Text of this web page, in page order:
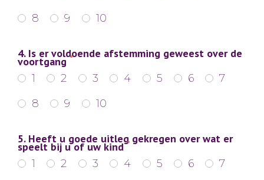
8
9 10
4. Is er voldoende afstemming geweest over de
voortgang*
1 2 3 4 5 6
7
8
9 10
5. Heeft u goede uitleg gekregen over wat er
speelt bij u of uw kind*
1 2 3 4 5 6 7